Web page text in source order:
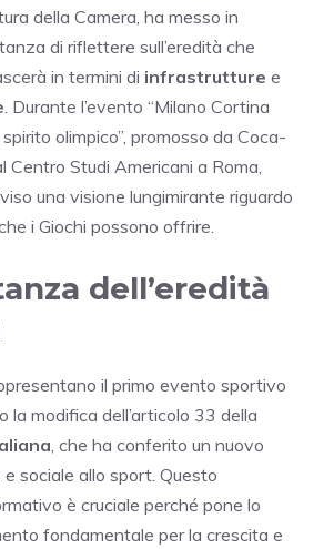
della Camera, ha messo in
di riflettere sull’eredità che
in termini di infrastrutture e
. Durante l’evento “Milano Cortina
olimpico”, promosso da Coca-
Centro Studi Americani a Roma,
una visione lungimirante riguardo
i Giochi possono offrire.
dell’eredità
il primo evento sportivo
la modifica dell’articolo 33 della
, che ha conferito un nuovo
sociale allo sport. Questo
è cruciale perché pone lo
fondamentale per la crescita e